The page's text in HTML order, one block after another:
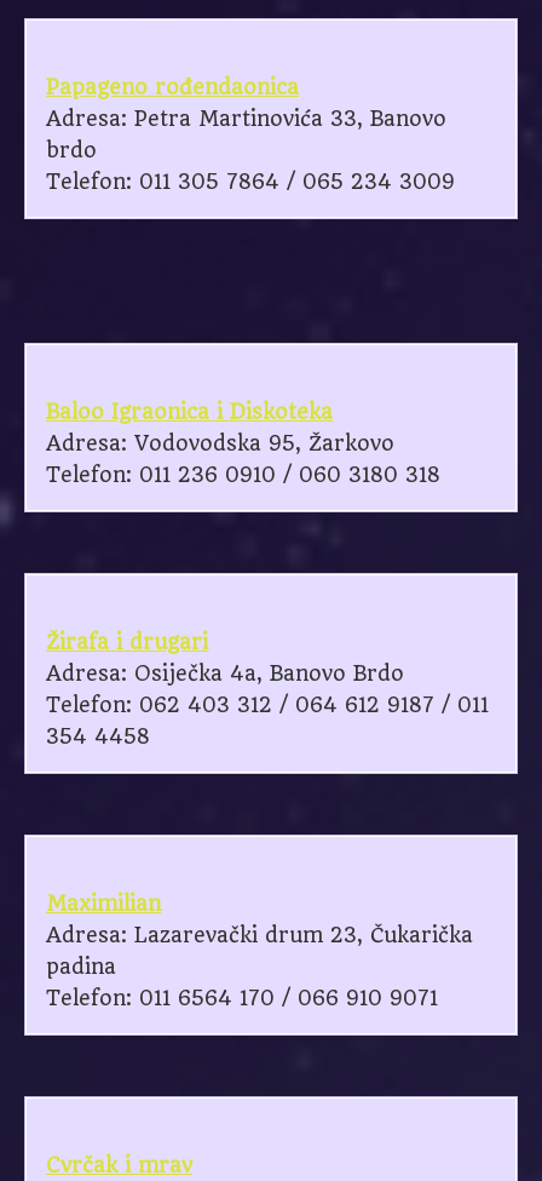
Papageno rođendaonica
Adresa: Petra Martinovića 33, Banovo
brdo
Telefon: 011 305 7864 / 065 234 3009
Baloo Igraonica i Diskoteka
Adresa: Vodovodska 95, Žarkovo
Telefon: 011 236 0910 / 060 3180 318
Žirafa i drugari
Adresa: Osiječka 4a, Banovo Brdo
Telefon: 062 403 312 / 064 612 9187 / 011
354 4458
Maximilian
Adresa: Lazarevački drum 23, Čukarička
padina
Telefon: 011 6564 170 / 066 910 9071
Cvrčak i mrav